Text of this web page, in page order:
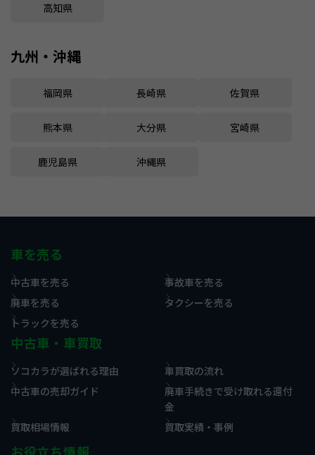
高知県
九州・沖縄
福岡県 長崎県 佐賀県
熊本県 大分県 宮崎県
鹿児島県 沖縄県
車を売る
中古車を売る
事故車を売る
廃車を売る
タクシーを売る
トラックを売る
中古車・車買取
ソコカラが選ばれる理由
車買取の流れ
中古車の売却ガイド
廃車手続きで受け取れる還付
金
買取相場情報
買取実績・事例